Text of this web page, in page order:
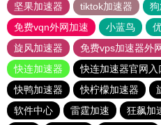
坚果加速器
tiktok加速器
免费vqn外网加速
小蓝鸟
旋风加速器
免费vps加速器外
快连加速器
快连加速器官网入
快鸭加速器
快柠檬加速器
软件中心
雷霆加速 狂飙加